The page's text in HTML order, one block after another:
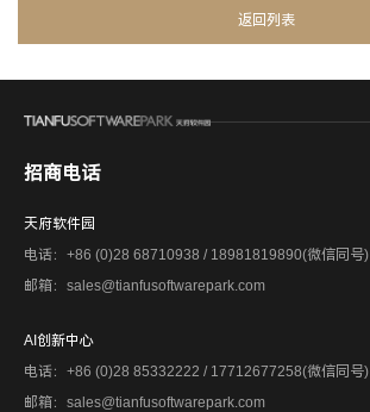
返回列表
招商电话
天府软件园
电话：+86 (0)28 68710938 / 18981819890(微信同号)
邮箱：sales@tianfusoftwarepark.com
AI创新中心
电话：+86 (0)28 85332222 / 17712677258(微信同号)
邮箱：sales@tianfusoftwarepark.com